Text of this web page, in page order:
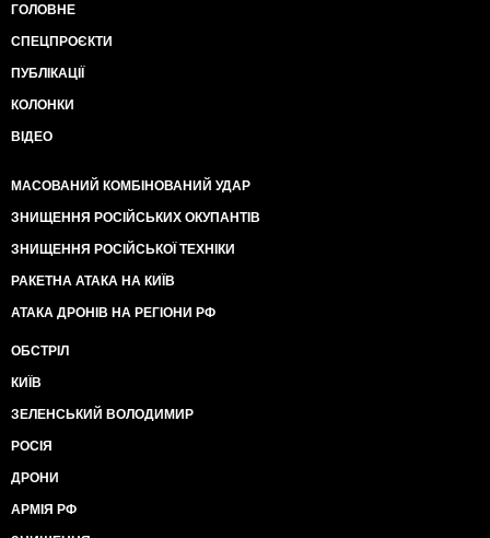
ГОЛОВНЕ
СПЕЦПРОЄКТИ
ПУБЛІКАЦІЇ
КОЛОНКИ
ВІДЕО
МАСОВАНИЙ КОМБІНОВАНИЙ УДАР
ЗНИЩЕННЯ РОСІЙСЬКИХ ОКУПАНТІВ
ЗНИЩЕННЯ РОСІЙСЬКОЇ ТЕХНІКИ
РАКЕТНА АТАКА НА КИЇВ
АТАКА ДРОНІВ НА РЕГІОНИ РФ
ОБСТРІЛ
КИЇВ
ЗЕЛЕНСЬКИЙ ВОЛОДИМИР
РОСІЯ
ДРОНИ
АРМІЯ РФ